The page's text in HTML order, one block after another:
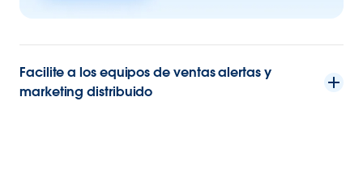
Facilite a los equipos de ventas alertas y
marketing distribuido